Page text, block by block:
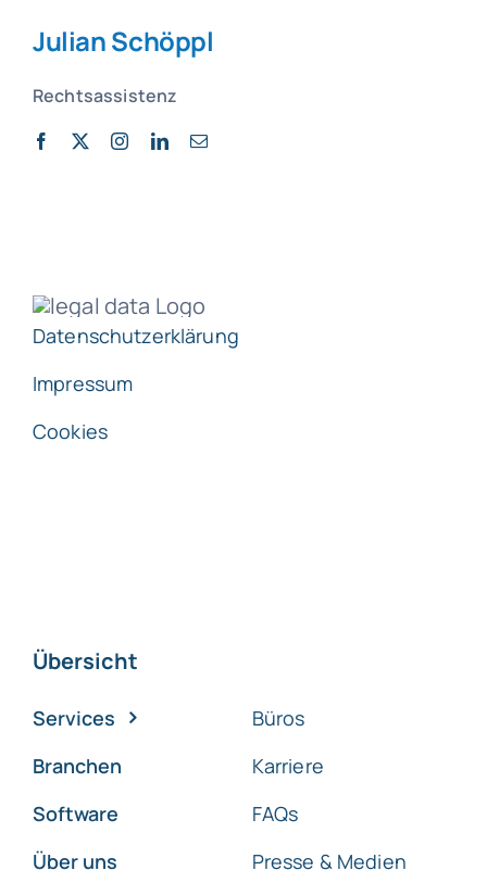
Julian Schöppl
Rechtsassistenz
Datenschutzerklärung
Impressum
Cookies
Übersicht
Services
Branchen
Software
Über uns
Büros
Karriere
FAQs
Presse & Medien